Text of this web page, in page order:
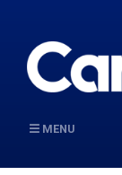
MENU